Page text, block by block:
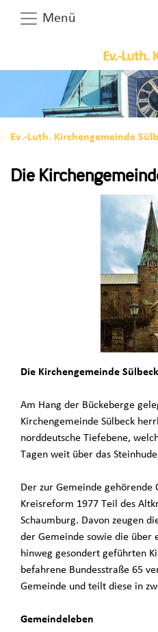
Menü
Ev.-Luth. Kirchengemeinde
Die
Die Kirchengemeinde Sülbeck
Am Hang der Bückeberge
Kirchengemeinde Sülbeck
norddeutsche Tiefebene,
Tagen weit über das
Der zur Gemeinde
Kreisreform 1977 Teil des
Schaumburg. Davon zeugen
der Gemeinde sowie die über
hinweg gesondert geführten
befahrene Bundesstraße 65
Gemeinde und teilt diese in
Gemeindeleben